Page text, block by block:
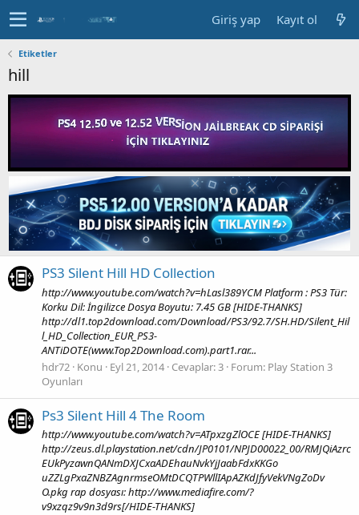
Giriş yap Kayıt ol
Etiketler
hill
PS3 Silent Hill HD Collection
http://www.youtube.com/watch?v=hLasl389YCM Platform : PS3 Tür:
Korku Dil: İngilizce Dosya Boyutu: 7.45 GB [HIDE-THANKS]
http://dl1.top2download.com/Download/PS3/92.7/SH.HD/Silent_Hil
l_HD_Collection_EUR_PS3-
ANTiDOTE(www.Top2Download.com).part1.rar...
hdr72 Konu Eyl 21, 2014 Cevaplar: 3 Forum: Play Station 3
Oyunları
Ps3 Silent Hill 4 The Room
http://www.youtube.com/watch?v=ATpxzgZlOCE [HIDE-THANKS]
http://zeus.dl.playstation.net/cdn/JP0101/NPJD00022_00/RMJQiAzrc
EUkPyzawnQANmDXJCxaADEhauNvkYjJaabFdxKKGo
uZZLgPxaZNBZAgnrmseOMtDCQTPWllIApAZKdJfyVekVNgZoDv
O.pkg rap dosyası: http://www.mediafire.com/?
v9xzqz9v9n3d9rs[/HIDE-THANKS]